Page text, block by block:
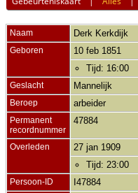
Naam Derk Kerkdijk
Geboren 10 feb 1851
Tijd: 16:00
Geslacht Mannelijk
Beroep arbeider
Permanent
recordnummer
47884
Overleden 27 jan 1909
Tijd: 23:00
Persoon-ID I47884